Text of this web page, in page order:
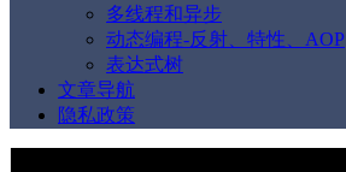
多线程和异步
动态编程-反射、特性、AOP
表达式树
文章导航
隐私政策